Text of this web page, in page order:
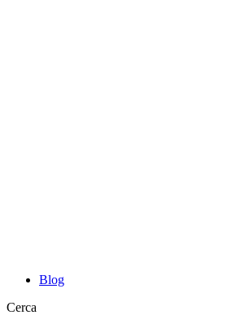
Blog
Cerca